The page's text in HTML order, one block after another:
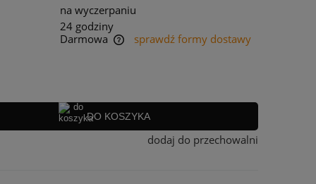
na wyczerpaniu
24 godziny
Darmowa
ewentualnych kosztów
sprawdź formy dostawy
DO KOSZYKA
dodaj do przechowalni